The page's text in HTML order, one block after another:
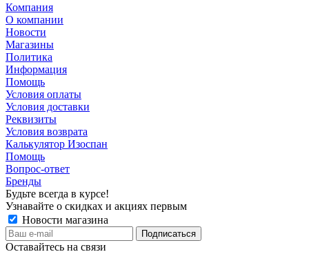
Компания
О компании
Новости
Магазины
Политика
Информация
Помощь
Условия оплаты
Условия доставки
Реквизиты
Условия возврата
Калькулятор Изоспан
Помощь
Вопрос-ответ
Бренды
Будьте всегда в курсе!
Узнавайте о скидках и акциях первым
Новости магазина
Оставайтесь на связи